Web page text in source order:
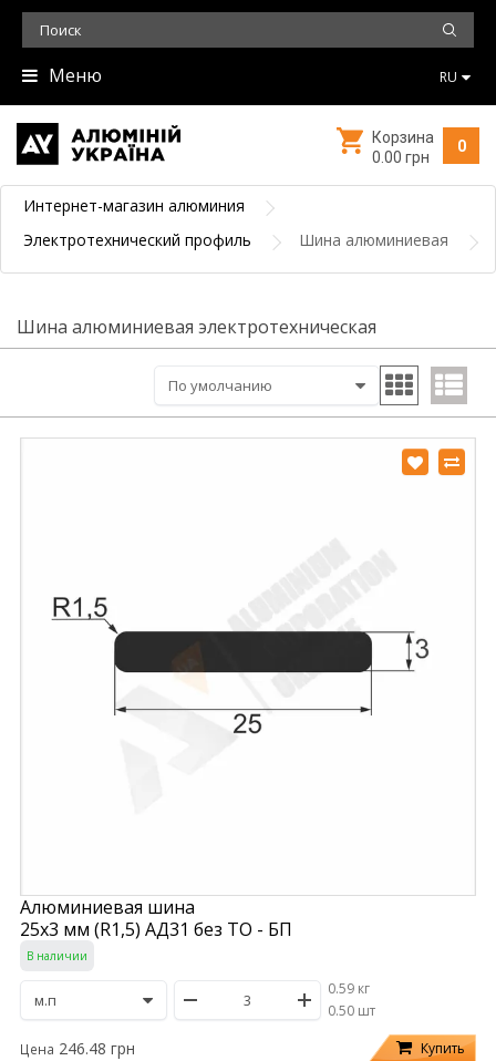
Меню RU
0
Корзина
0.00 грн
Интернет-магазин алюминия
Электротехнический профиль
Шина алюминиевая
Шина алюминиевая электротехническая
Алюминиевая шина
25х3 мм (R1,5) АД31 без ТО - БП
В наличии
0.59 кг
/0.50 шт
Цена 246.48 грн Купить